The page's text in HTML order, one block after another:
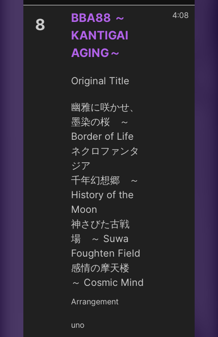
8
BBA88 ～
KANTIGAI
AGING～
Original Title
幽雅に咲かせ、
墨染の桜 ～
Border of Life
ネクロファンタ
ジア
千年幻想郷 ～
History of the
Moon
神さびた古戦
場 ～ Suwa
Foughten Field
感情の摩天楼
～ Cosmic Mind
Arrangement
uno
4:08